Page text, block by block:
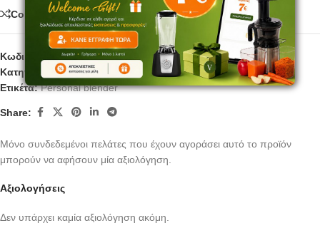
Compare
Κωδικός προϊόντος:PB05
Κατηγορίες: Blenders
Εξαρτήματα blender
Ετικέτα: Personal blender
Share:
Αξιολογήσεις
Δεν υπάρχει καμία αξιολόγηση ακόμη.
Μόνο συνδεδεμένοι πελάτες που έχουν αγοράσει αυτό το προϊόν
μπορούν να αφήσουν μία αξιολόγηση.